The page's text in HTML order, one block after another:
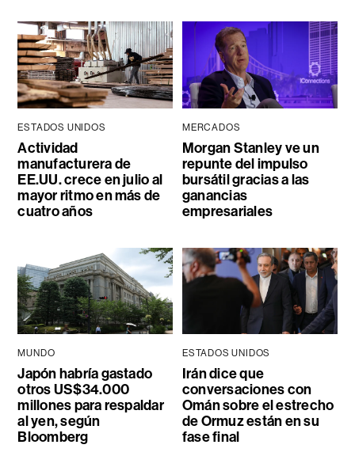
ESTADOS UNIDOS
Actividad
manufacturera de
EE.UU. crece en julio al
mayor ritmo en más de
cuatro años
MERCADOS
Morgan Stanley ve un
repunte del impulso
bursátil gracias a las
ganancias
empresariales
MUNDO
Japón habría gastado
otros US$34.000
millones para respaldar
al yen, según
Bloomberg
ESTADOS UNIDOS
Irán dice que
conversaciones con
Omán sobre el estrecho
de Ormuz están en su
fase final